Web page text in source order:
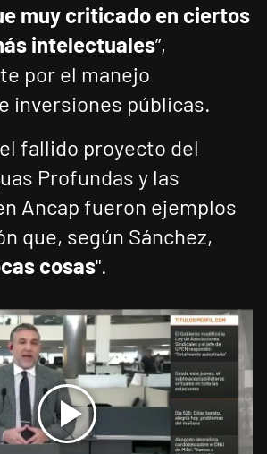
muy criticado en ciertos
intelectuales”,
por el manejo
inversiones públicas.
fallido proyecto del
Profundas y las
Ancap fueron ejemplos
que, según Sánchez,
cosas".